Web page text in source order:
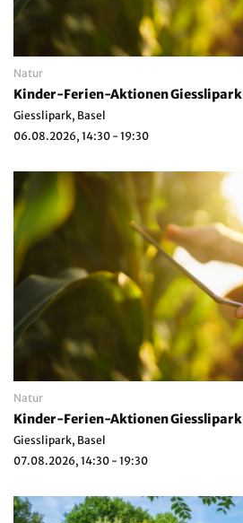
Natur
Kinder-Ferien-Aktionen Giesslipark
Giesslipark, Basel
06.08.2026, 14:30 - 19:30
Natur
Kinder-Ferien-Aktionen Giesslipark
Giesslipark, Basel
07.08.2026, 14:30 - 19:30